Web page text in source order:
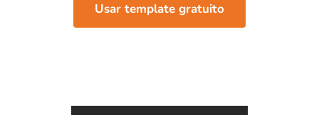
Usar template gratuito